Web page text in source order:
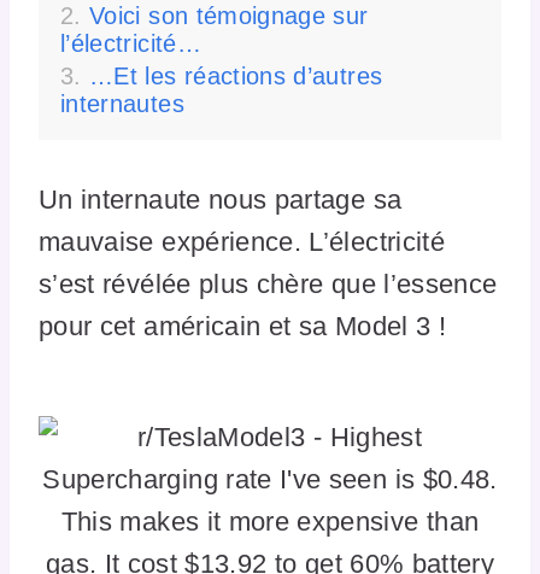
Voici son témoignage sur
l’électricité…
…Et les réactions d’autres
internautes
Un internaute nous partage sa
mauvaise expérience. L’électricité
s’est révélée plus chère que l’essence
pour cet américain et sa Model 3 !